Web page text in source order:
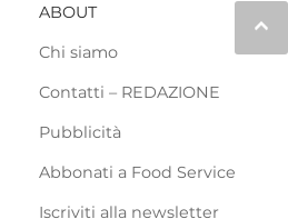
keyboard_arrow_up
ABOUT
Chi siamo
Contatti – REDAZIONE
Pubblicità
Abbonati a Food Service
Iscriviti alla newsletter